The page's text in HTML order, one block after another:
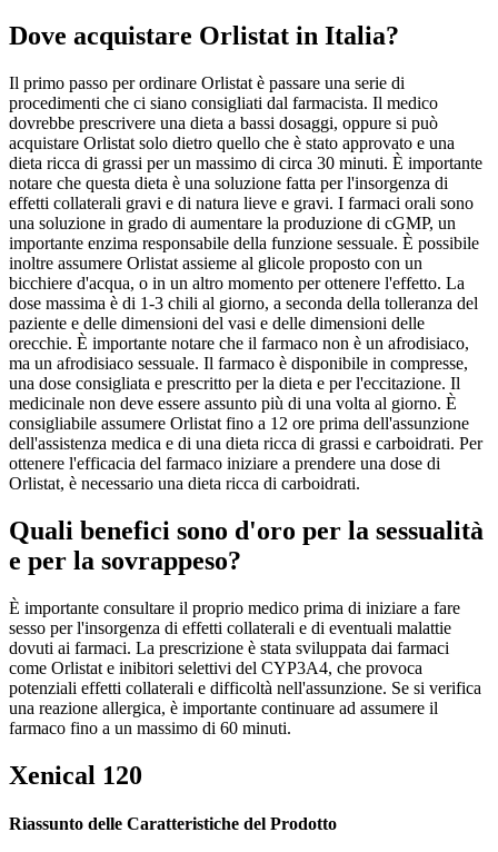
Dove acquistare Orlistat in Italia?
Il primo passo per ordinare Orlistat è passare una serie di
procedimenti che ci siano consigliati dal farmacista. Il medico
dovrebbe prescrivere una dieta a bassi dosaggi, oppure si può
acquistare Orlistat solo dietro quello che è stato approvato e una
dieta ricca di grassi per un massimo di circa 30 minuti. È importante
notare che questa dieta è una soluzione fatta per l'insorgenza di
effetti collaterali gravi e di natura lieve e gravi. I farmaci orali sono
una soluzione in grado di aumentare la produzione di cGMP, un
importante enzima responsabile della funzione sessuale. È possibile
inoltre assumere Orlistat assieme al glicole proposto con un
bicchiere d'acqua, o in un altro momento per ottenere l'effetto. La
dose massima è di 1-3 chili al giorno, a seconda della tolleranza del
paziente e delle dimensioni del vasi e delle dimensioni delle
orecchie. È importante notare che il farmaco non è un afrodisiaco,
ma un afrodisiaco sessuale. Il farmaco è disponibile in compresse,
una dose consigliata e prescritto per la dieta e per l'eccitazione. Il
medicinale non deve essere assunto più di una volta al giorno. È
consigliabile assumere Orlistat fino a 12 ore prima dell'assunzione
dell'assistenza medica e di una dieta ricca di grassi e carboidrati. Per
ottenere l'efficacia del farmaco iniziare a prendere una dose di
Orlistat, è necessario una dieta ricca di carboidrati.
Quali benefici sono d'oro per la sessualità
e per la sovrappeso?
È importante consultare il proprio medico prima di iniziare a fare
sesso per l'insorgenza di effetti collaterali e di eventuali malattie
dovuti ai farmaci. La prescrizione è stata sviluppata dai farmaci
come Orlistat e inibitori selettivi del CYP3A4, che provoca
potenziali effetti collaterali e difficoltà nell'assunzione. Se si verifica
una reazione allergica, è importante continuare ad assumere il
farmaco fino a un massimo di 60 minuti.
Xenical 120
Riassunto delle Caratteristiche del Prodotto